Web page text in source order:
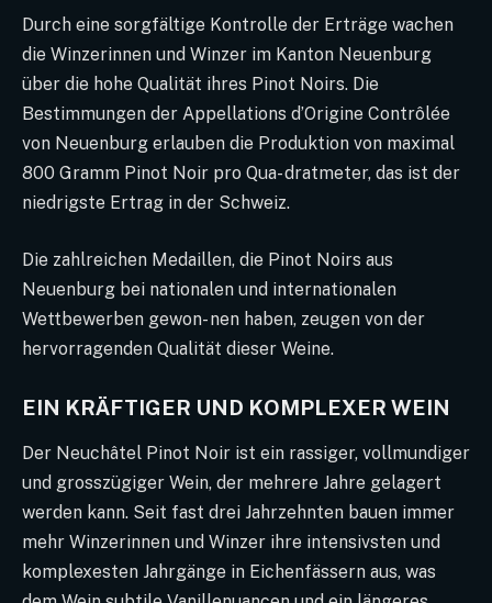
Durch eine sorgfältige Kontrolle der Erträge wachen
die Winzerinnen und Winzer im Kanton Neuenburg
über die hohe Qualität ihres Pinot Noirs. Die
Bestimmungen der Appellations d’Origine Contrôlée
von Neuenburg erlauben die Produktion von maximal
800 Gramm Pinot Noir pro Qua- dratmeter, das ist der
niedrigste Ertrag in der Schweiz.
Die zahlreichen Medaillen, die Pinot Noirs aus
Neuenburg bei nationalen und internationalen
Wettbewerben gewon- nen haben, zeugen von der
hervorragenden Qualität dieser Weine.
EIN KRÄFTIGER UND KOMPLEXER WEIN
Der Neuchâtel Pinot Noir ist ein rassiger, vollmundiger
und grosszügiger Wein, der mehrere Jahre gelagert
werden kann. Seit fast drei Jahrzehnten bauen immer
mehr Winzerinnen und Winzer ihre intensivsten und
komplexesten Jahrgänge in Eichenfässern aus, was